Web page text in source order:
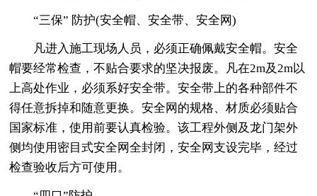
“三保” 防护(安全帽、安全带、安全网)
凡进入施工现场人员，必须正确佩戴安全帽。安全
帽要经常检查，不贴合要求的坚决报废。凡在2m及2m以
上高处作业，必须系好安全带。安全带上的各种部件不
得任意拆掉和随意更换。安全网的规格、材质必须贴合
国家标准，使用前要认真检验。该工程外侧及龙门架外
侧均使用密目式安全网全封闭，安全网支设完毕，经过
检查验收后方可使用。